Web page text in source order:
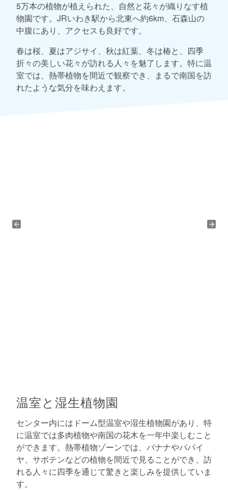
5万本の植物が植えられた、自然と花々が織りなす植
物園です。JRいわき駅から北東へ約6km、石森山の
中腹にあり、アクセスも良好です。
春は桜、夏はアジサイ、秋は紅葉、冬は椿と、四季
折々の美しい花々が訪れる人々を魅了します。特に温
室では、熱帯植物を間近で観察でき、まるで南国を訪
れたような気分を味わえます。
温室と湿生植物園
センター内にはドーム型温室や湿生植物園があり、特
に温室では多肉植物や南国の花木を一年中楽しむこと
ができます。熱帯植物ゾーンでは、バナナやパパイ
ヤ、サボテンなどの植物を間近で見ることができ、訪
れる人々に四季を通じて驚きと楽しみを提供していま
す。